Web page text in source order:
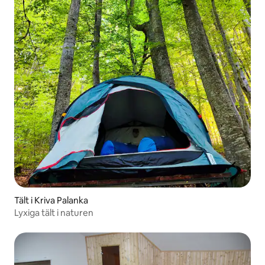
Tält i Kriva Palanka
Lyxiga tält i naturen